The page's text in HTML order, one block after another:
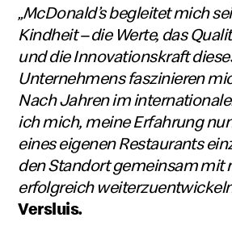
„McDonald’s begleitet mich
Kindheit – die Werte, das
und die Innovationskraft
Unternehmens faszinieren
Nach Jahren im
ich mich, meine Erfahrung
eines eigenen Restaurants
den Standort gemeinsam mit
erfolgreich
Versluis.